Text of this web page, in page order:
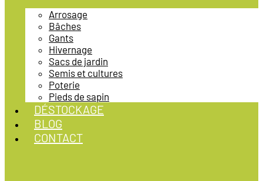
Arrosage
Bâches
Gants
Hivernage
Sacs de jardin
Semis et cultures
Poterie
Pieds de sapin
DÉSTOCKAGE
BLOG
CONTACT